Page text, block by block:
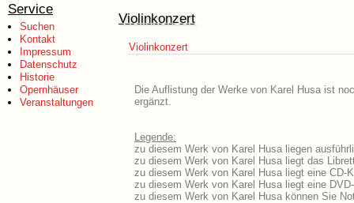
Service
Suchen
Kontakt
Impressum
Datenschutz
Historie
Opernhäuser
Veranstaltungen
Violinkonzert
Violinkonzert
Die Auflistung der Werke von Karel Husa ist
ergänzt.
Legende:
zu diesem Werk von Karel Husa liegen
zu diesem Werk von Karel Husa liegt das
zu diesem Werk von Karel Husa liegt eine CD-
zu diesem Werk von Karel Husa liegt eine
zu diesem Werk von Karel Husa können Sie